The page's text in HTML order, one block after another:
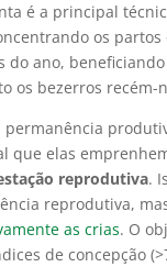
é a principal
os partos
do ano,
os bezerros recém-
permanência
que elas
reprodutiva.
reprodutiva,
as crias. O
de concepção